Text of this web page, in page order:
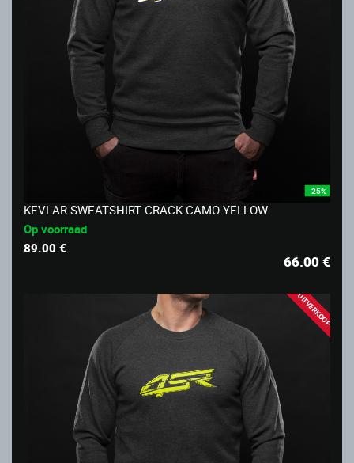
-25%
KEVLAR SWEATSHIRT CRACK CAMO YELLOW
Op voorraad
89.00 €
66.00€
UITVERKOOP